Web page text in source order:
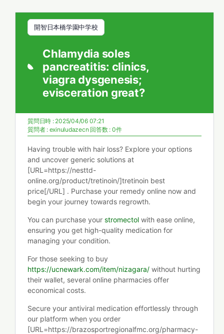
開智日本橋学園中学校
Chlamydia soles
pancreatitis: clinics,
viagra dysgenesis;
evisceration great?
質問日時 : 2025/04/06 07:21
質問者 : exinuludazecn 回答数 : 0件
Having trouble with hair loss? Explore your options
and uncover generic solutions at
[URL=https://nesttd-
online.org/product/tretinoin/]tretinoin best
price[/URL] . Purchase your remedy online now and
begin your journey towards regrowth.
You can purchase your stromectol with ease online,
ensuring you get high-quality medication for
managing your condition.
For those seeking to buy
https://ucnewark.com/item/nizagara/ without hurting
their wallet, several online pharmacies offer
economical costs.
Secure your antiviral medication effortlessly through
our platform when you order
[URL=https://brazosportregionalfmc.org/pharmacy-